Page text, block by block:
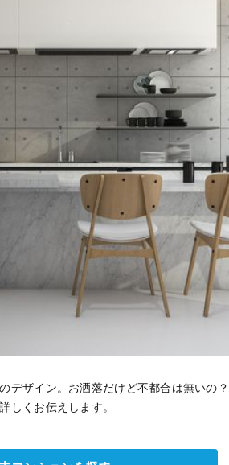
デザイン。お洒落だけど不都合は無いの？
しくお伝えします。